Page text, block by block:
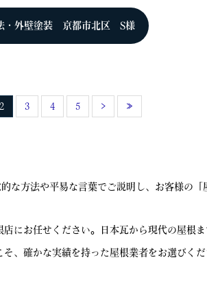
・外壁塗装 京都市北区 S様
2 3 4 5 › »
方法や平易な言葉でご説明し、お客様の「
にお任せください。日本瓦から現代の屋根
、確かな実績を持った屋根業者をお選びくだ